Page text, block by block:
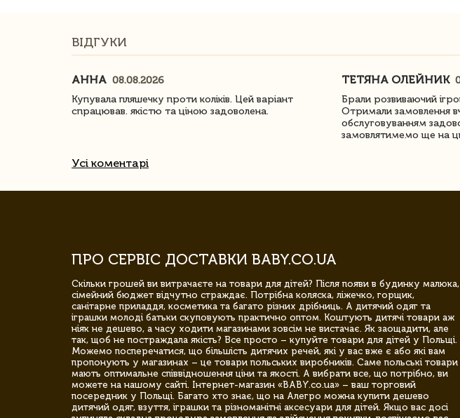
ВІДГУКИ
АННА 08.08.2026
Купувала пляшечку проти коліків. Цей варіант
спрацював. якістю та ціною задоволена.
ТЕТЯНА ОЛЕЙНИК
Брали розвиваючий
Отримали замовлення
обслуговуванням
замовлятимемо ще на
Усі коментарі
ПРО СЕРВІС ДОСТАВКИ BABY.CO.UA
Скільки грошей ви витрачаєте на товари для дітей? Після появи в будинку малюка,
сімейний бюджет відчутно страждає. Потрібна коляска, ліжечко, горщик,
санітарне приладдя, косметика та багато різних дрібниць. А дитячий одяг та
іграшки молоді батьки скуповують практично оптом. Коштують дитячі товари аж
ніяк не дешево, а часу ходити магазинами зовсім не вистачає. Як заощадити, але
так, щоб не постраждала якість? Все просто – купуйте товари для дітей у Польщі.
Можемо посперечатися, що більшість дитячих речей, які у вас вже є або які вам
пропонують у магазинах – це товари польських виробників. Саме польські товари
мають оптимальне співвідношення ціни та якості. А вибрати все, що потрібно, ви
можете на нашому сайті. Інтернет-магазин «BABY.co.ua» – ваш торговий
посередник у Польщі. Багато хто знає, що на Алегро можна купити дешево
дитячий одяг, взуття, іграшки та різноманітні аксесуари для дітей. Якщо вас досі